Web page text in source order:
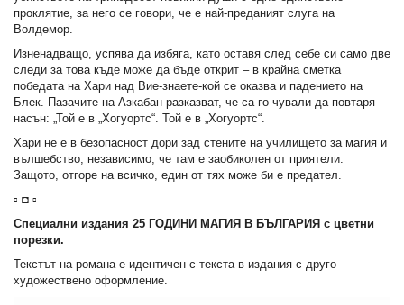
проклятие, за него се говори, че е най-преданият слуга на
Волдемор.
Изненадващо, успява да избяга, като оставя след себе си само две
следи за това къде може да бъде открит – в крайна сметка
победата на Хари над Вие-знаете-кой се оказва и падението на
Блек. Пазачите на Азкабан разказват, че са го чували да повтаря
насън: „Той е в „Хогуортс“. Той е в „Хогуортс“.
Хари не е в безопасност дори зад стените на училището за магия и
вълшебство, независимо, че там е заобиколен от приятели.
Защото, отгоре на всичко, един от тях може би е предател.
▫ ◘ ▫
Специални издания 25 ГОДИНИ МАГИЯ В БЪЛГАРИЯ с цветни
порезки.
Текстът на романа е идентичен с текста в издания с друго
художествено оформление.